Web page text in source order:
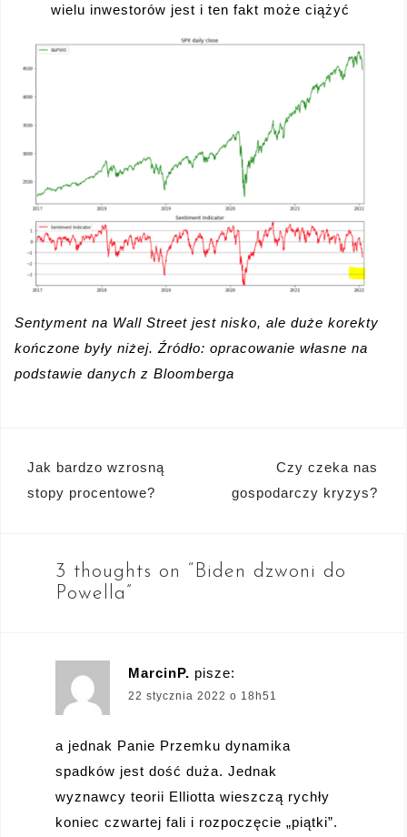
wielu inwestorów jest i ten fakt może ciążyć
Sentyment na Wall Street jest nisko, ale duże korekty
kończone były niżej. Źródło: opracowanie własne na
podstawie danych z Bloomberga
Nawigacja
wpisu
Jak bardzo wzrosną
stopy procentowe?
Czy czeka nas
gospodarczy kryzys?
3 thoughts on “Biden dzwoni do
Powella”
MarcinP. pisze:
22 stycznia 2022 o 18h51
a jednak Panie Przemku dynamika
spadków jest dość duża. Jednak
wyznawcy teorii Elliotta wieszczą rychły
koniec czwartej fali i rozpoczęcie „piątki”.